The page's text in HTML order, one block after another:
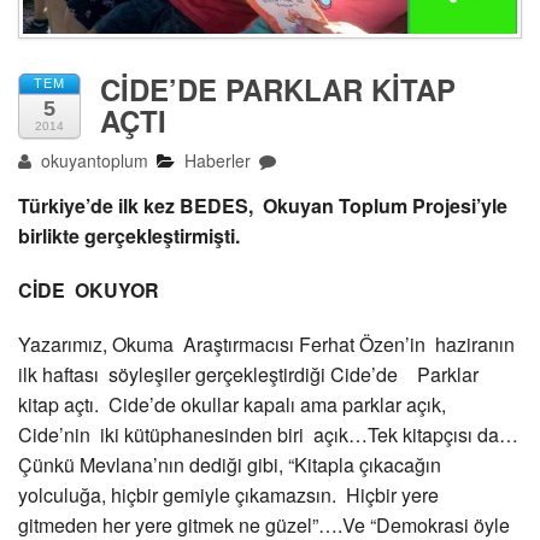
TEM
5
2014
CİDE’DE PARKLAR KİTAP
AÇTI
okuyantoplum Haberler
Türkiye’de ilk kez BEDES, Okuyan Toplum Projesi’yle
birlikte gerçekleştirmişti.
CİDE OKUYOR
Yazarımız, Okuma Araştırmacısı Ferhat Özen’in haziranın
ilk haftası söyleşiler gerçekleştirdiği Cide’de Parklar
kitap açtı. Cide’de okullar kapalı ama parklar açık,
Cide’nin iki kütüphanesinden biri açık…Tek kitapçısı da…
Çünkü Mevlana’nın dediği gibi, “Kitapla çıkacağın
yolculuğa, hiçbir gemiyle çıkamazsın. Hiçbir yere
gitmeden her yere gitmek ne güzel”….Ve “Demokrasi öyle